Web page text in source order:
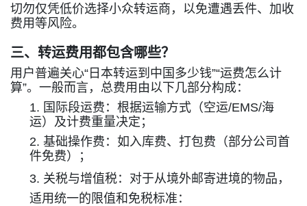
切勿仅凭低价选择小众转运商，以免遭遇丢件、加收
费用等风险。
三、转运费用都包含哪些？
用户普遍关心“ 日本转运到中国多少钱”“运费怎么计
算”。一般而言，总费用由以下几部分构成：
1. 国际段运费：根据运输方式（空运/EMS/海
运）及计费重量决定；
2. 基础操作费：如入库费、打包费（部分公司首
件免费）；
3. 关税与增值税： 对于从境外邮寄进境的物品，
适用统一的限值和免税标准：